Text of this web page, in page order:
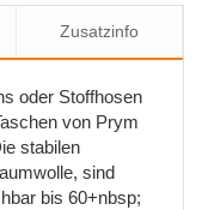
Zusatzinfo
oder Stoffhosen
von Prym
stabilen
sind
bis 60+nbsp;